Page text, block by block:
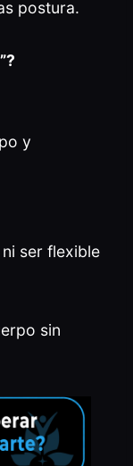
postura.
y
ser flexible
sin